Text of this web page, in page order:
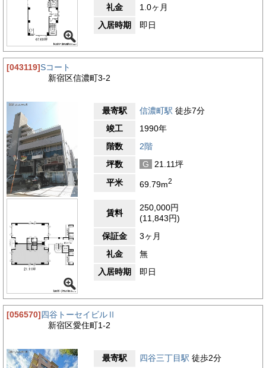
礼金
1.0ヶ月
入居時期
即日
[043119]Sコート
新宿区信濃町3-2
最寄駅 信濃町駅 徒歩7分
竣工
1990年
階数
2階
坪数
G
21.11坪
平米
69.79m2
賃料
250,000円
(11,843円)
保証金
3ヶ月
礼金
無
入居時期
即日
[056570]四谷トーセイビルⅡ
新宿区愛住町1-2
最寄駅 四谷三丁目駅 徒歩2分